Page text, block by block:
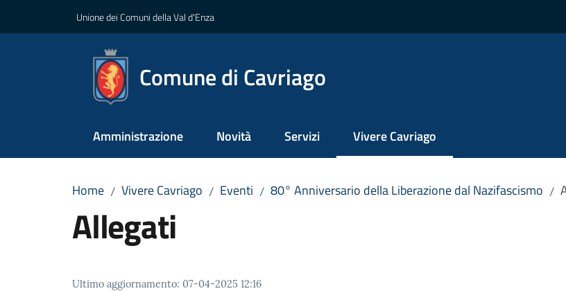
Unione dei Comuni della Val d'Enza
Comune di Cavriago
Amministrazione Novità Servizi Vivere Cavriago
Menu selezionato
Home / Vivere Cavriago / Eventi / 80° Anniversario della Liberazione dal Nazifascismo /
Allegati
Ultimo aggiornamento: 07-04-2025 12:16